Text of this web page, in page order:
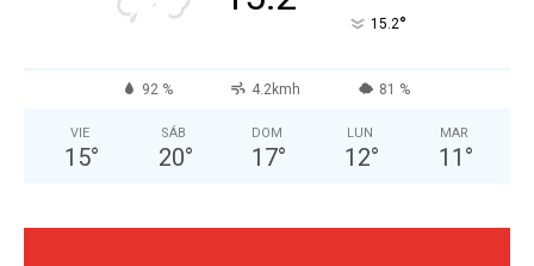
15.2°
92 % 4.2kmh 81 %
VIE
15°
SÁB
20°
DOM
17°
LUN
12°
MAR
11 °